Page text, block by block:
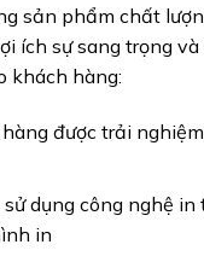
sản phẩm chất
ích sự sang trọng
khách hàng:
được trải
sử dụng công nghệ
in